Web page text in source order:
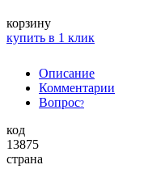
корзину
купить в 1 клик
Описание
Комментарии
Вопрос?
код
13875
страна